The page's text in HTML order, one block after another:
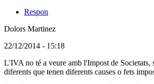
Respon
Dolors Martinez
(Usuari
registrat)
22/12/2014 - 15:18
Comentari
en
L'IVA no té a veure amb l'Impost de Societats,
diferents que tenen diferents causes o fets